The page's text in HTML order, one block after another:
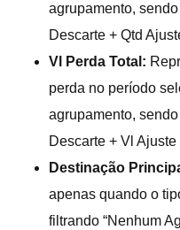
agrupamento,
Descarte + Qtd
Vl Perda Total:
perda no período
agrupamento,
Descarte + Vl
Destinação
apenas quando o
filtrando “Nenhum